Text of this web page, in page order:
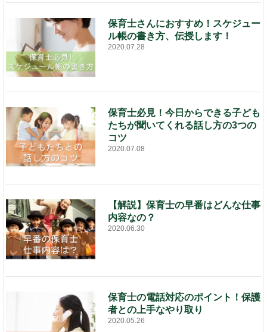
保育士さんにおすすめ！スケジュー
ル帳の書き方、伝授します！
2020.07.28
保育士必見！今日からできる子ども
たちが聞いてくれる話し方の3つの
コツ
2020.07.08
【解説】保育士の早番はどんな仕事
内容なの？
2020.06.30
保育士の電話対応のポイント！保護
者との上手なやり取り
2020.05.26